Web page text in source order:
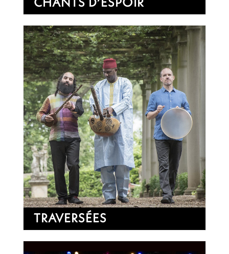
TRAVERSÉES